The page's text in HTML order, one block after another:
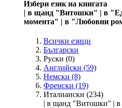
Избери език на книгата
| в щанд "Витошки" | в
момента" | в "Любовни
Всички езици
Български
Руски (0)
Английски (59)
Немски (8)
Френски (19)
Италиански (234)
| в щанд "Витошки" | в